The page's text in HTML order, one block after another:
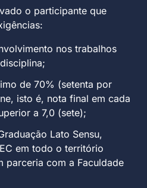
o participante que
nos trabalhos
de 70% (setenta por
isto é, nota final em cada
a 7,0 (sete);
Lato Sensu,
em todo o território
parceria com a Faculdade